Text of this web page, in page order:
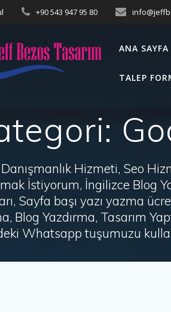
+90 543 947 95 80
ANA SAYFA
TALEP
Hizmeti, Seo
İstiyorum, İngilizce Blog
Sayfa başı yazı yazma
Blog Yazdırma, Tasarım
Whatsapp tuşumuzu